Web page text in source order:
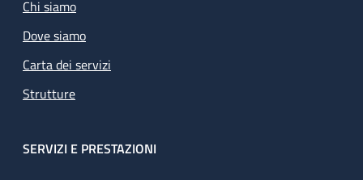
Chi siamo
Dove siamo
Carta dei servizi
Strutture
SERVIZI E PRESTAZIONI